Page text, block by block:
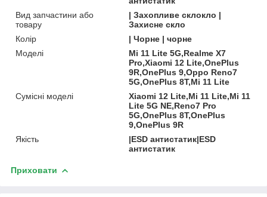
Вид запчастини або
товару
| Захопливе склокло |
Захисне скло
Колір
| Чорне | чорне
Моделі
Mi 11 Lite 5G,Realme X7
Pro,Xiaomi 12 Lite,OnePlus
9R,OnePlus 9,Oppo Reno7
5G,OnePlus 8T,Mi 11 Lite
Сумісні моделі
Xiaomi 12 Lite,Mi 11 Lite,Mi 11
Lite 5G NE,Reno7 Pro
5G,OnePlus 8T,OnePlus
9,OnePlus 9R
Якість
|ESD антистатик|ESD
антистатик
Приховати